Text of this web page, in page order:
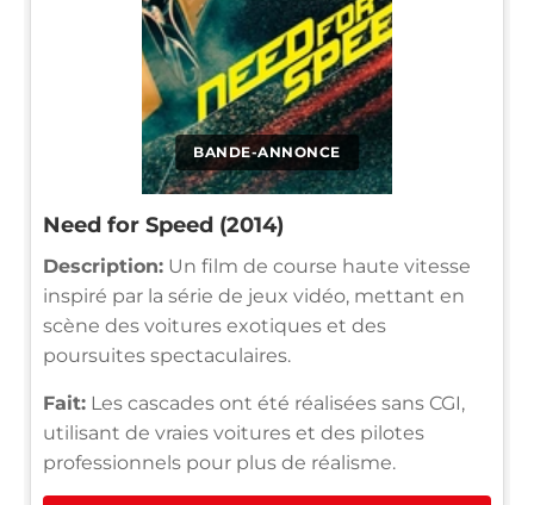
BANDE-ANNONCE
Need for Speed (2014)
Description: Un film de course haute vitesse
inspiré par la série de jeux vidéo, mettant en
scène des voitures exotiques et des
poursuites spectaculaires.
Fait: Les cascades ont été réalisées sans CGI,
utilisant de vraies voitures et des pilotes
professionnels pour plus de réalisme.